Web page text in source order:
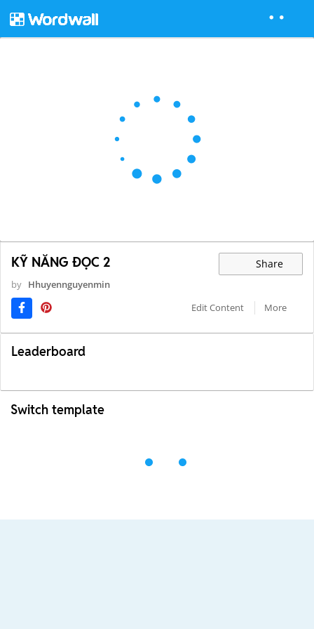
KỸ NĂNG ĐỌC 2 Share
by Hhuyennguyenmin
Edit Content
More
Leaderboard
Switch template